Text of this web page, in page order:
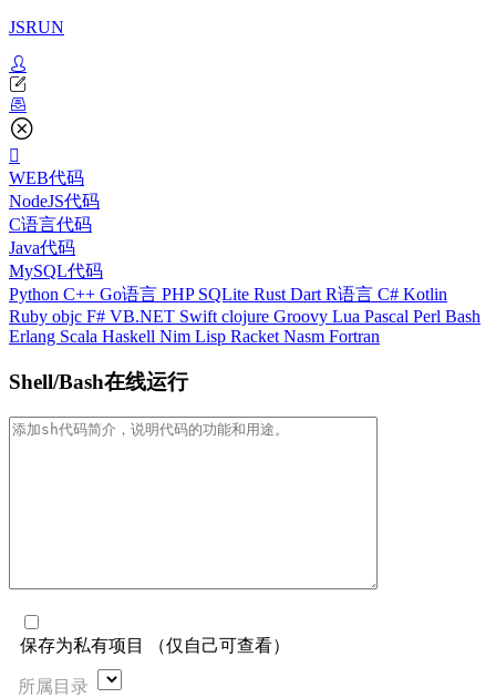
JSRUN
WEB代码
NodeJS代码
C语言代码
Java代码
MySQL代码
Python C++ Go语言 PHP SQLite Rust Dart R语言 C# Kotlin
Ruby objc F# VB.NET Swift clojure Groovy Lua Pascal Perl Bash
Erlang Scala Haskell Nim Lisp Racket Nasm Fortran
Shell/Bash在线运行
保存为私有项目 （仅自己可查看）
所属目录